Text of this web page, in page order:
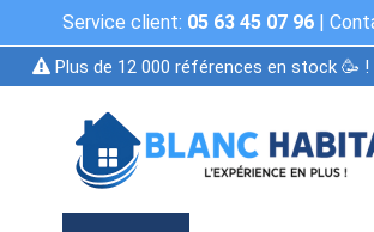
Service client: 05 63 45 07 96 |
Plus de 12 000 références en stock 🥳